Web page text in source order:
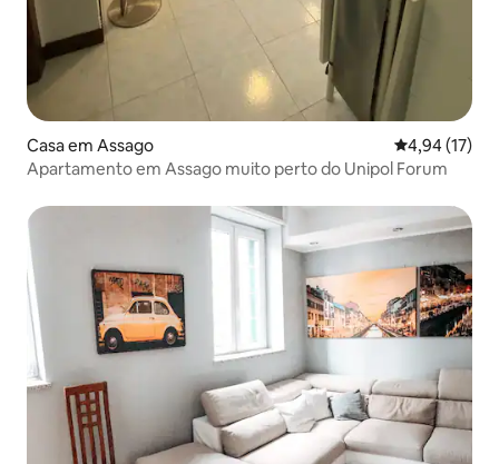
Casa em Assago Classificação
4,94 (17)
Apartamento em Assago muito perto do Unipol Forum